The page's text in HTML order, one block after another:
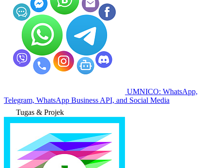
UMNICO: WhatsApp,
Telegram, WhatsApp Business API, and Social Media
Tugas & Projek